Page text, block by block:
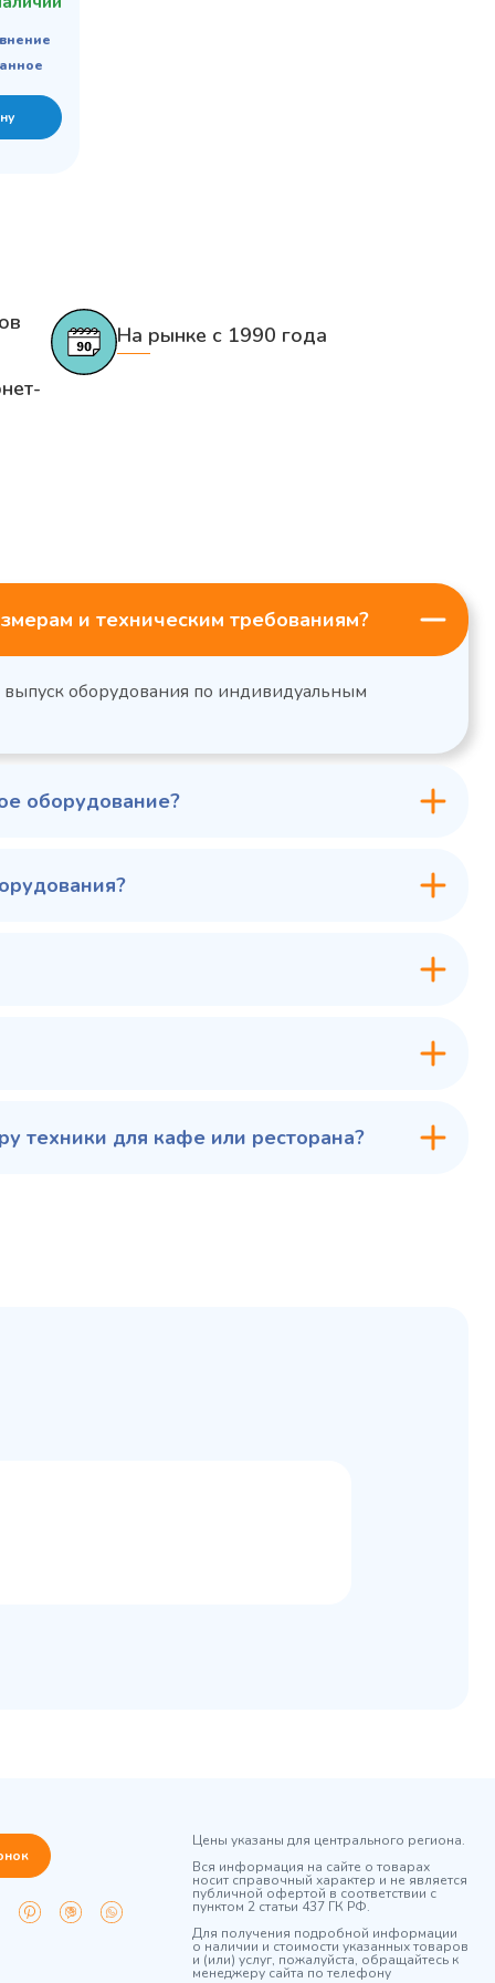
На рынке с 1990 года
и техническим требованиям?
оборудования по индивидуальным
оборудование?
техники для кафе или ресторана?
Цены указаны для центрального региона.
Вся информация на сайте о товарах
носит справочный характер и не является
публичной офертой в соответствии с
пунктом 2 статьи 437 ГК РФ.
Для получения подробной информации
о наличии и стоимости указанных товаров
и (или) услуг, пожалуйста, обращайтесь к
менеджеру сайта по телефону